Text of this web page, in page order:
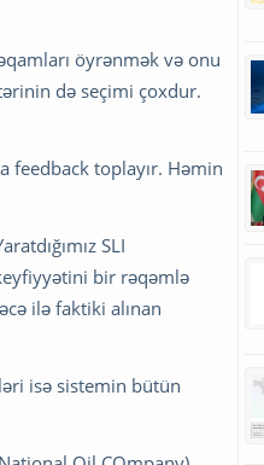
öyrənmək və onu
də seçimi çoxdur.
feedback toplayır. Həmin
SLI
bir rəqəmlə
ilə faktiki alınan
isə sistemin bütün